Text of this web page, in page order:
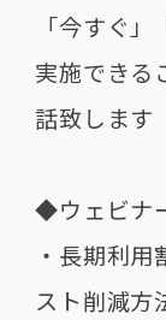
「今すぐ
実施できる
話致します
◆ウェビナ
・長期利
スト削減方